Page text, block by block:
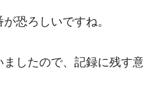
恐ろしいですね。
したので、記録に残す